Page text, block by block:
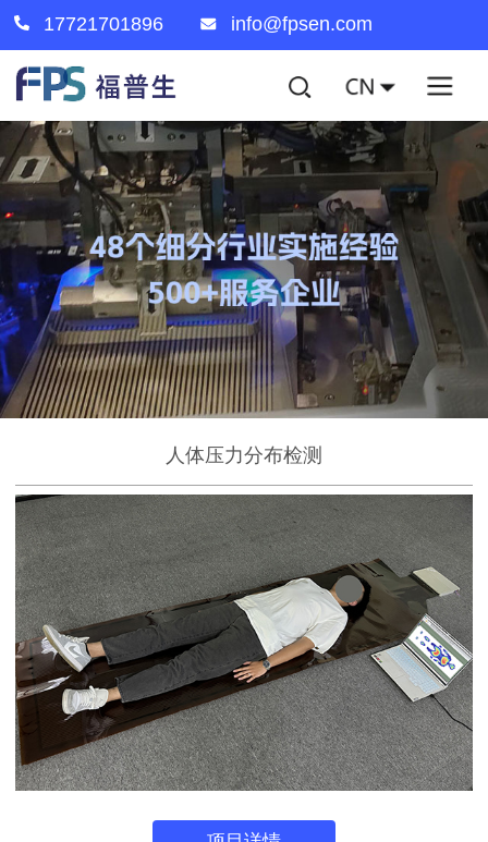
17721701896 info@fpsen.com
人体压力分布检测